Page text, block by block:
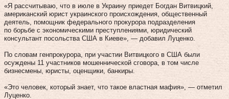
«Я рассчитываю, что в июле в Украину приедет Богдан Витвицкий,
американский юрист украинского происхождения, общественный
деятель, помощник федерального прокурора подразделения
по борьбе с экономическими преступлениями, юридический
консультант посольства США в Киеве», — добавил Луценко.
По словам генпрокурора, при участии Витвицкого в США были
осуждены 11 участников мошеннической сговора, в том числе
бизнесмены, юристы, оценщики, банкиры.
«Это человек, который знает, что такое властная мафия», — отметил
Луценко.